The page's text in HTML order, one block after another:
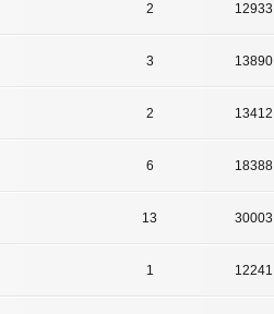
2 12933
3 13890
2 13412
6 18388
13 30003
1 12241